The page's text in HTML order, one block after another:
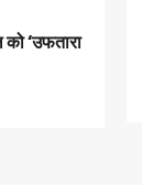
‘उफतारा